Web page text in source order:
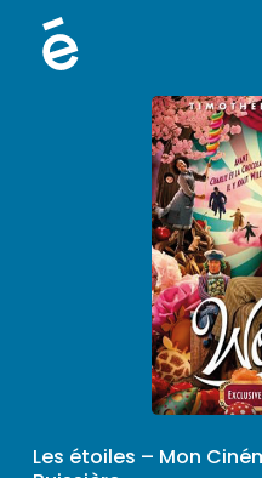
Les étoiles – Mon